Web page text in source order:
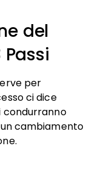
del
per
ci dice
condurranno
cambiamento